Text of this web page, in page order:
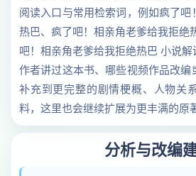
阅读入口与常用检索词，例如疯了吧
热巴、疯了吧！相亲角老爹给我拒绝
吧！相亲角老爹给我拒绝热巴 小说
作者讲过这本书、哪些视频作品改编
补充到更完整的剧情梗概、人物关
料，这里也会继续扩展为更丰满的原
分析与改编